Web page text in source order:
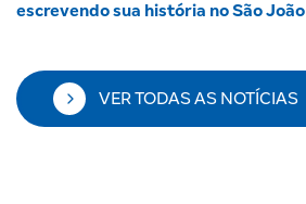
escrevendo sua história no São João
VER TODAS AS NOTÍCIAS